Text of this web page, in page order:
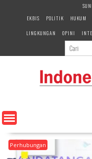
e
n
EKBIS
POLITIK HUKUM
LINGKUNGAN
OPINI
Perhubungan